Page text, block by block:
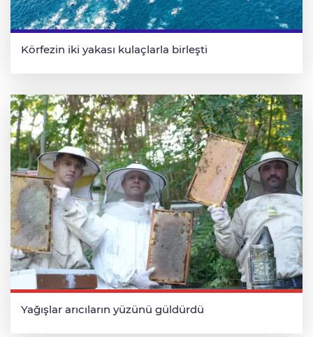
Körfezin iki yakası kulaçlarla birleşti
Yağışlar arıcıların yüzünü güldürdü